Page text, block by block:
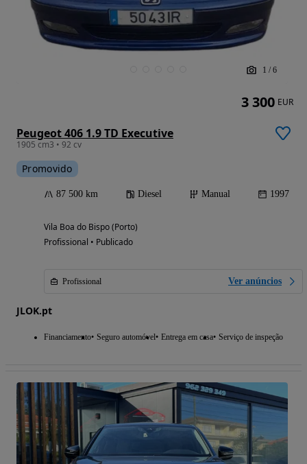
1 / 6
Peugeot 406 1.9 TD Executive
1905 cm3 • 92 cv
Promovido
87 500 km Diesel Manual 1997
Vila Boa do Bispo (Porto)
Profissional • Publicado
Profissional Ver anúncios
JLOK.pt
Financiamento Seguro automóvel Entrega em casa Serviço de inspeção
3 300 EUR